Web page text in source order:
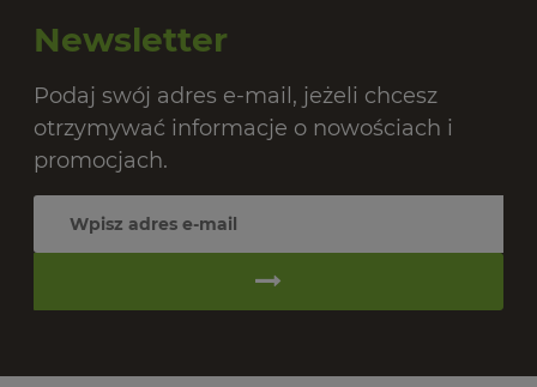
Newsletter
Podaj swój adres e-mail, jeżeli chcesz
otrzymywać informacje o nowościach i
promocjach.